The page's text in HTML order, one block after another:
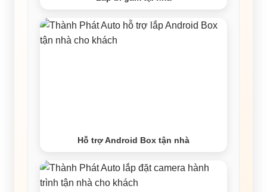
Hỗ trợ Android Box tận nhà